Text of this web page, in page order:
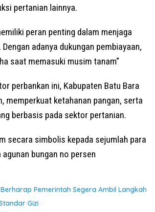
pertanian lainnya.
peran penting dalam menjaga
adanya dukungan pembiayaan,
saat memasuki musim tanam”
perbankan ini, Kabupaten Batu Bara
ketahanan pangan, serta
berbasis pada sektor pertanian.
secara simbolis kepada sejumlah para
bungan no persen
Pemerintah Segera Ambil Langkah
Gizi